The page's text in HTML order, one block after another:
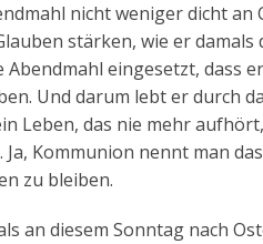
nicht weniger dicht an
stärken, wie er
Abendmahl eingesetzt, dass
Und darum lebt er durch
Leben, das nie mehr
Kommunion nennt man
zu bleiben.
an diesem Sonntag nach